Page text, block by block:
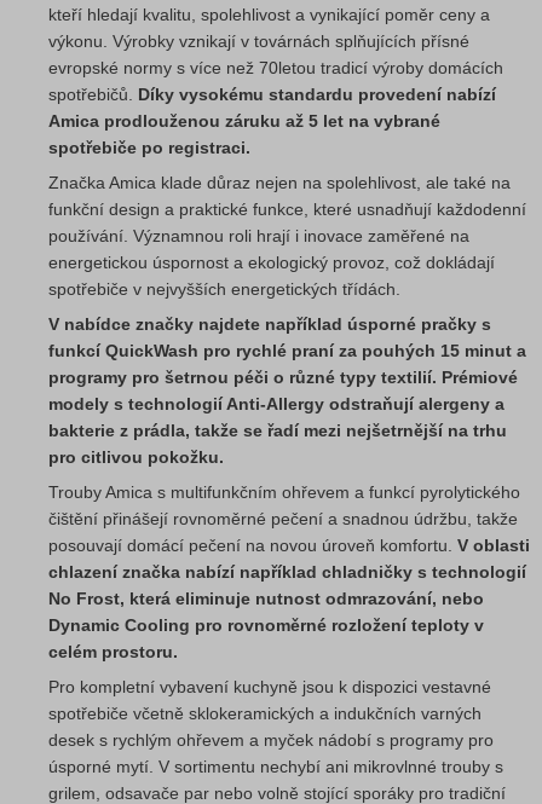
kteří hledají kvalitu, spolehlivost a vynikající poměr ceny a
výkonu. Výrobky vznikají v továrnách splňujících přísné
evropské normy s více než 70letou tradicí výroby domácích
spotřebičů. Díky vysokému standardu provedení nabízí
Amica prodlouženou záruku až 5 let na vybrané
spotřebiče po registraci.
Značka Amica klade důraz nejen na spolehlivost, ale také na
funkční design a praktické funkce, které usnadňují každodenní
používání. Významnou roli hrají i inovace zaměřené na
energetickou úspornost a ekologický provoz, což dokládají
spotřebiče v nejvyšších energetických třídách.
V nabídce značky najdete například úsporné pračky s
funkcí QuickWash pro rychlé praní za pouhých 15 minut a
programy pro šetrnou péči o různé typy textilií. Prémiové
modely s technologií Anti-Allergy odstraňují alergeny a
bakterie z prádla, takže se řadí mezi nejšetrnější na trhu
pro citlivou pokožku.
Trouby Amica s multifunkčním ohřevem a funkcí pyrolytického
čištění přinášejí rovnoměrné pečení a snadnou údržbu, takže
posouvají domácí pečení na novou úroveň komfortu. V oblasti
chlazení značka nabízí například chladničky s technologií
No Frost, která eliminuje nutnost odmrazování, nebo
Dynamic Cooling pro rovnoměrné rozložení teploty v
celém prostoru.
Pro kompletní vybavení kuchyně jsou k dispozici vestavné
spotřebiče včetně sklokeramických a indukčních varných
desek s rychlým ohřevem a myček nádobí s programy pro
úsporné mytí. V sortimentu nechybí ani mikrovlnné trouby s
grilem, odsavače par nebo volně stojící sporáky pro tradiční